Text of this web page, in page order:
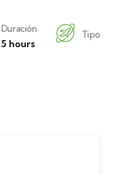
Duración
5 hours
Tipo